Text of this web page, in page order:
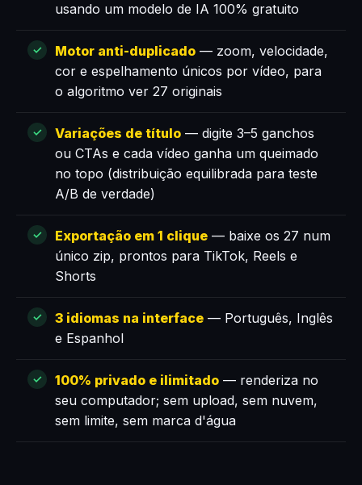
usando um modelo de IA 100% gratuito
Motor anti-duplicado — zoom, velocidade,
cor e espelhamento únicos por vídeo, para
o algoritmo ver 27 originais
Variações de título — digite 3–5 ganchos
ou CTAs e cada vídeo ganha um queimado
no topo (distribuição equilibrada para teste
A/B de verdade)
Exportação em 1 clique — baixe os 27 num
único zip, prontos para TikTok, Reels e
Shorts
3 idiomas na interface — Português, Inglês
e Espanhol
100% privado e ilimitado — renderiza no
seu computador; sem upload, sem nuvem,
sem limite, sem marca d'água